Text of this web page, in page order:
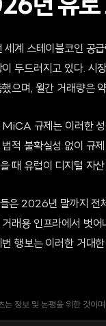
년 유로
세계 스테이블코인 공
이 두드러지고 있다. 시
했으며, 월간 거래량은
MiCA 규제는 이러한 성
적 불확실성 없이 규
때 유럽이 디지털 자
은 2026년 말까지 전
래용 인프라에서 벗어
번 행보는 이러한 거대
는 정보 및 논평을 위한 것이